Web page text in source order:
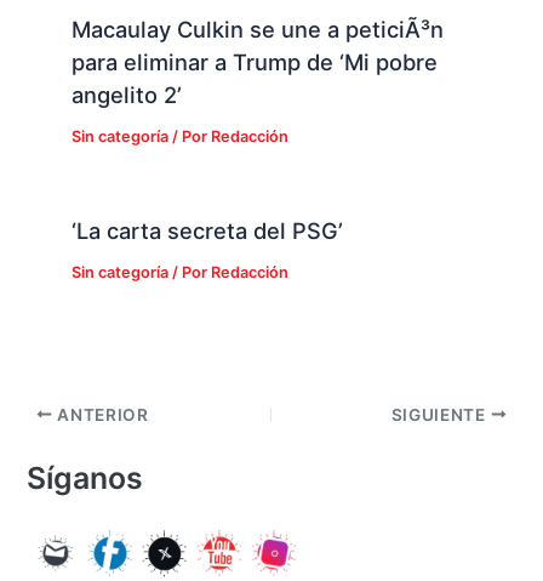
Macaulay Culkin se une a peticiÃ³n
para eliminar a Trump de ‘Mi pobre
angelito 2’
Sin categoría/ Por Redacción
‘La carta secreta del PSG’
Sin categoría/ Por Redacción
ANTERIOR SIGUIENTE
Síganos